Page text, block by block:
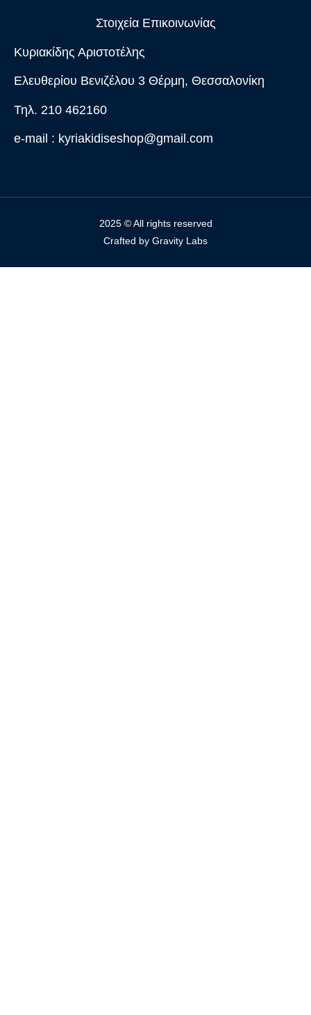
Στοιχεία Επικοινωνίας
Κυριακίδης Αριστοτέλης
Ελευθερίου Βενιζέλου 3 Θέρμη, Θεσσαλονίκη
Τηλ. 210 462160
e-mail : kyriakidiseshop@gmail.com
2025 © All rights reserved
Crafted by Gravity Labs